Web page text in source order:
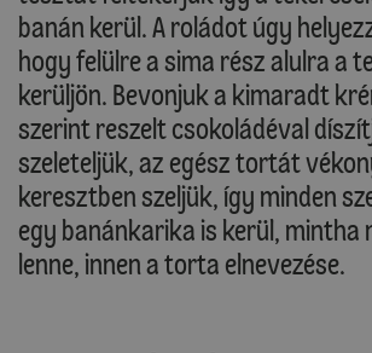
banán kerül. A roládot úgy
hogy felülre a sima rész alulra a
kerüljön. Bevonjuk a kimaradt
szerint reszelt csokoládéval
szeleteljük, az egész tortát
keresztben szeljük, így minden
egy banánkarika is kerül, mintha
lenne, innen a torta elnevezése.